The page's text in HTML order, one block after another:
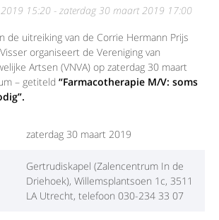
2019 15:20 - zaterdag 30 maart 2019 17:00
de uitreiking van de Corrie Hermann Prijs
organiseert de Vereniging van
Artsen (VNVA) op zaterdag 30 maart
– getiteld “Farmacotherapie M/V: soms
zaterdag 30 maart 2019
Gertrudiskapel (Zalencentrum In de
Driehoek), Willemsplantsoen 1c, 3511
LA Utrecht, telefoon 030-234 33 07